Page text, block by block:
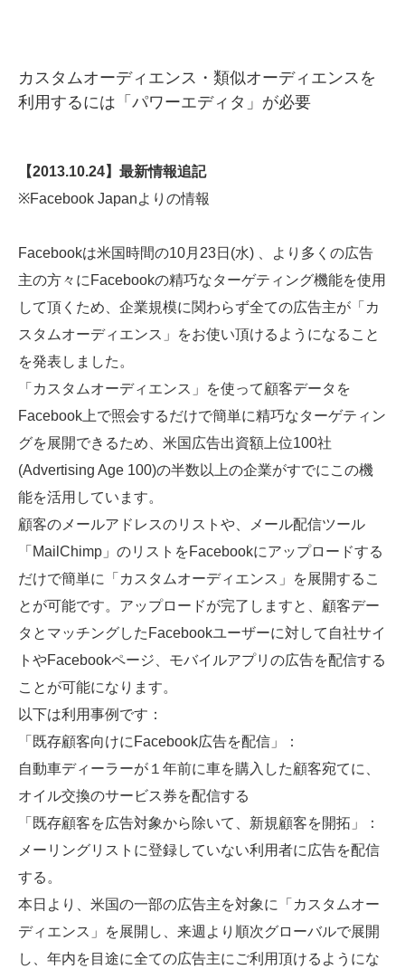
カスタムオーディエンス・類似オーディエンスを
利用するには「パワーエディタ」が必要
【2013.10.24】最新情報追記
※Facebook Japanよりの情報
Facebookは米国時間の10月23日(水) 、より多くの広告
主の方々にFacebookの精巧なターゲティング機能を使用
して頂くため、企業規模に関わらず全ての広告主が「カ
スタムオーディエンス」をお使い頂けるようになること
を発表しました。
「カスタムオーディエンス」を使って顧客データを
Facebook上で照会するだけで簡単に精巧なターゲティン
グを展開できるため、米国広告出資額上位100社
(Advertising Age 100)の半数以上の企業がすでにこの機
能を活用しています。
顧客のメールアドレスのリストや、メール配信ツール
「MailChimp」のリストをFacebookにアップロードする
だけで簡単に「カスタムオーディエンス」を展開するこ
とが可能です。アップロードが完了しますと、顧客デー
タとマッチングしたFacebookユーザーに対して自社サイ
トやFacebookページ、モバイルアプリの広告を配信する
ことが可能になります。
以下は利用事例です：
「既存顧客向けにFacebook広告を配信」：
自動車ディーラーが１年前に車を購入した顧客宛てに、
オイル交換のサービス券を配信する
「既存顧客を広告対象から除いて、新規顧客を開拓」：
メーリングリストに登録していない利用者に広告を配信
する。
本日より、米国の一部の広告主を対象に「カスタムオー
ディエンス」を展開し、来週より順次グローバルで展開
し、年内を目途に全ての広告主にご利用頂けるようにな